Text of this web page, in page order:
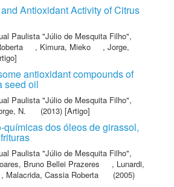
Antioxidant Activity of Citrus
Paulista "Júlio de Mesquita Filho",
, Kimura, Mieko , Jorge,
antioxidant compounds of
seed oil
Paulista "Júlio de Mesquita Filho",
N. (2013) [Artigo]
químicas dos óleos de girassol,
Paulista "Júlio de Mesquita Filho",
Bruno Bellei Prazeres , Lunardi,
, Malacrida, Cassia Roberta
(2005)